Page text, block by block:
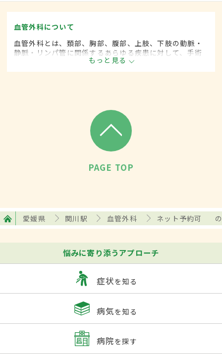
血管外科について
血管外科とは、頚部、胸部、腹部、上肢、下肢の動脈・
静脈・リンパ管に関係するあらゆる疾患に対して、手術
的な方法によって治療する外科の一領域で、血管系をよ
り専門としています。
もっと見る
PAGE TOP
愛媛県 関川駅 血管外科 ネット予約可
悩みに寄り添うアプローチ
症状を知る
病気を知る
病院を探す